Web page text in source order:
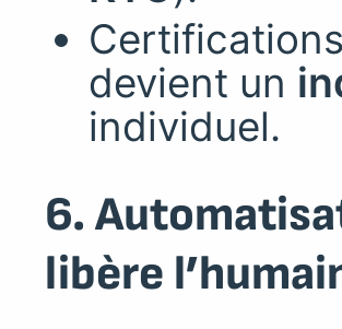
devient un
individuel.
6.
libère